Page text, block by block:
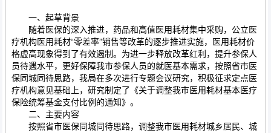
一、起草背景
随着医保的深入推进，药品和高值医用耗材集中采购，公立医
疗机构医用耗材“零差率”销售等改革的逐步推进实施，医用耗材价
格虚高现象得到了有效遏制。为进一步释放改革红利，提升参保人
员待遇水平，更好保障我市参保人员的就医基本需求，按照省市医
保同城同待思路，我局在多次进行专题会议研究，积极征求定点医
疗机构意见基础上，研究制定了《关于调整我市医用耗材基本医疗
保险统筹基金支付比例的通知》。
二、主要内容
按照省市医保同城同待思路，调整我市医用耗材城乡居民、城